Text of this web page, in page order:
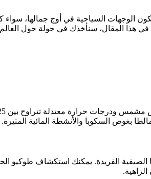
الوجهات السياحية في أوج جمالها،
هذا المقال، سنأخذك في جولة حول
بغوص السكوبا والأنشطة المائية المثيرة.
الفريدة. يمكنك استكشاف طوكيو